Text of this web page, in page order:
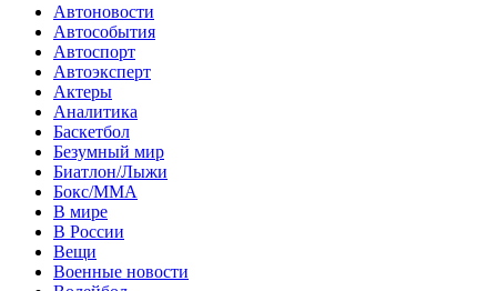
Автоновости
Автособытия
Автоспорт
Автоэксперт
Актеры
Аналитика
Баскетбол
Безумный мир
Биатлон/Лыжи
Бокс/MMA
В мире
В России
Вещи
Военные новости